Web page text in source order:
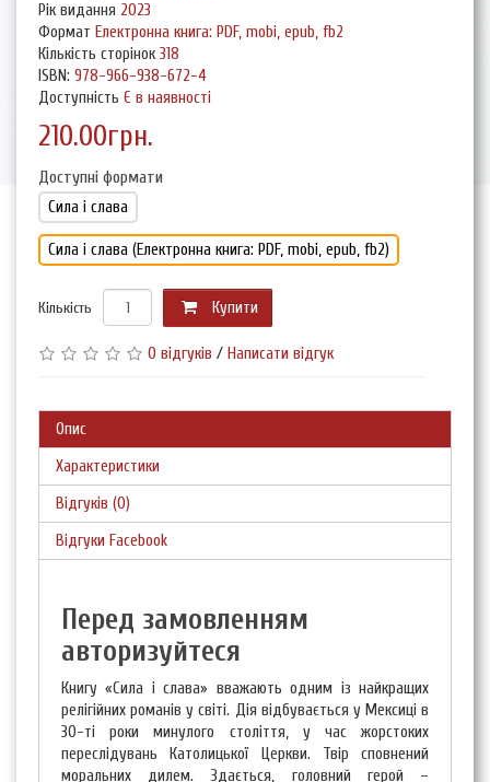
Рік видання 2023
Формат Електронна книга: PDF, mobi, epub, fb2
Кількість сторінок 318
ISBN: 978-966-938-672-4
Доступність Є в наявності
210.00грн.
Доступні формати
Сила і слава
Сила і слава (Електронна книга: PDF, mobi, epub, fb2)
Кількість Купити
0 відгуків / Написати відгук
Опис
Характеристики
Відгуків (0)
Відгуки Facebook
Перед замовленням
авторизуйтеся
Книгу «Сила і слава» вважають одним із найкращих
релігійних романів у світі. Дія відбувається у Мексиці в
30-ті роки минулого століття, у час жорстоких
переслідувань Католицької Церкви. Твір сповнений
моральних дилем. Здається, головний герой –